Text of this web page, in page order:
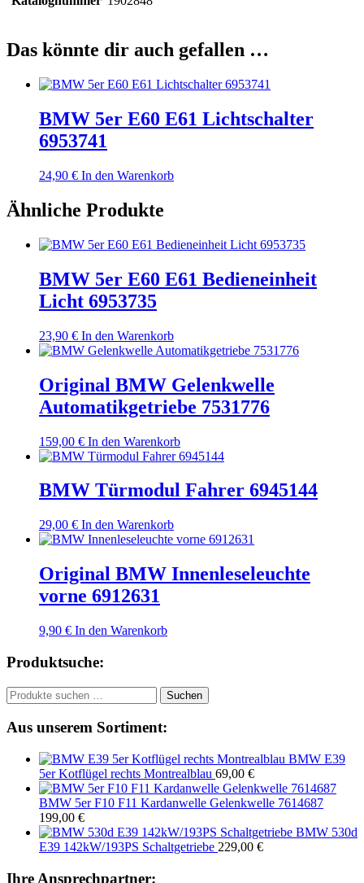
Das könnte dir auch gefallen …
BMW 5er E60 E61 Lichtschalter
6953741
24,90 € In den Warenkorb
Ähnliche Produkte
BMW 5er E60 E61 Bedieneinheit
Licht 6953735
23,90 € In den Warenkorb
Original BMW Gelenkwelle
Automatikgetriebe 7531776
159,00 € In den Warenkorb
BMW Türmodul Fahrer 6945144
29,00 € In den Warenkorb
Original BMW Innenleseleuchte
vorne 6912631
9,90 € In den Warenkorb
Produktsuche:
Suchen
nach:
Suchen
Aus unserem Sortiment:
BMW E39
5er Kotflügel rechts Montrealblau 69,00 €
BMW 5er F10 F11 Kardanwelle Gelenkwelle 7614687
199,00 €
BMW 530d
E39 142kW/193PS Schaltgetriebe 229,00 €
Ihre Ansprechpartner: